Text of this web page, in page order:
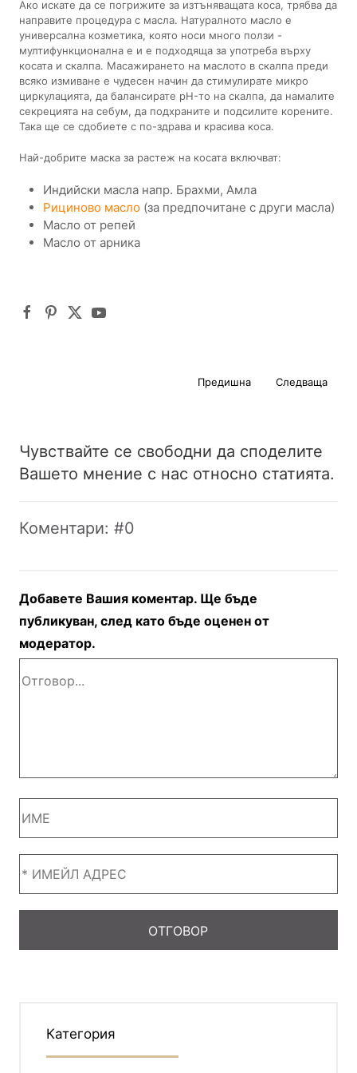
Ако искате да се погрижите за изтъняващата коса, трябва да
направите процедура с масла. Натуралното масло е
универсална козметика, която носи много ползи -
мултифункционална е и е подходяща за употреба върху
косата и скалпа. Масажирането на маслото в скалпа преди
всяко измиване е чудесен начин да стимулирате микро
циркулацията, да балансирате pH-то на скалпа, да намалите
секрецията на себум, да подхраните и подсилите корените.
Така ще се сдобиете с по-здрава и красива коса.
Най-добрите маска за растеж на косата включват:
Индийски масла напр. Брахми, Амла
Рициново масло (за предпочитане с други масла)
Масло от репей
Масло от арника
Предишна Следваща
Чувствайте се свободни да споделите
Вашето мнение с нас относно статията.
Коментари: #0
Добавете Вашия коментар. Ще бъде
публикуван, след като бъде оценен от
модератор.
Категория